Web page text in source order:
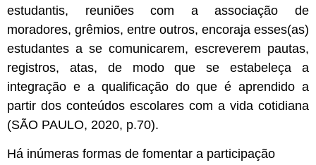
estudantis, reuniões com a associação de
moradores, grêmios, entre outros, encoraja esses(as)
estudantes a se comunicarem, escreverem pautas,
registros, atas, de modo que se estabeleça a
integração e a qualificação do que é aprendido a
partir dos conteúdos escolares com a vida cotidiana
(SÃO PAULO, 2020, p.70).
Há inúmeras formas de fomentar a participação